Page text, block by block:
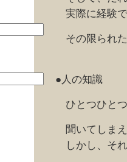
実際に経験で
その限られた
●人の知識
ひとつひとつ
聞いてしまえ
しかし、それ